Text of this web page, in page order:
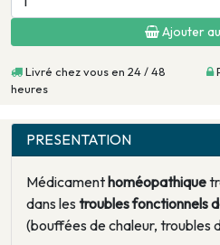
Ajouter
Livré chez vous en 24 / 48
heures
PRESENTATION
Médicamenthoméopathique
dans les troubles fonctionnels
(bouffées de chaleur, troubles